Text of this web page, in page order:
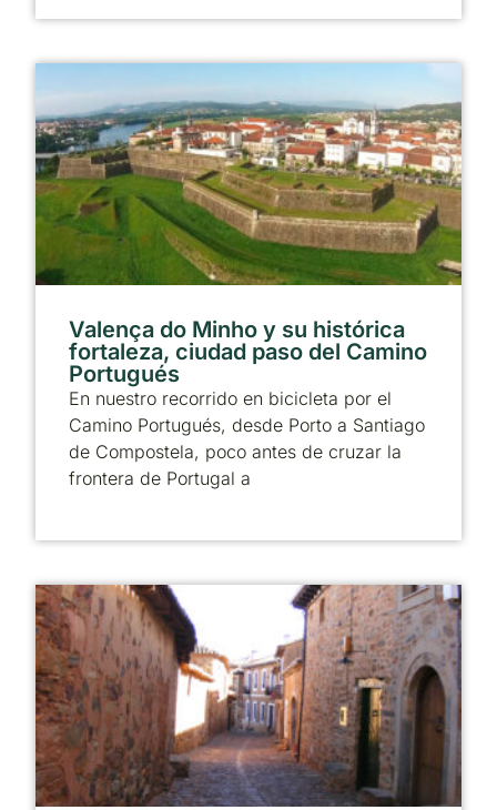
Valença do Minho y su histórica
fortaleza, ciudad paso del Camino
Portugués
En nuestro recorrido en bicicleta por el
Camino Portugués, desde Porto a Santiago
de Compostela, poco antes de cruzar la
frontera de Portugal a